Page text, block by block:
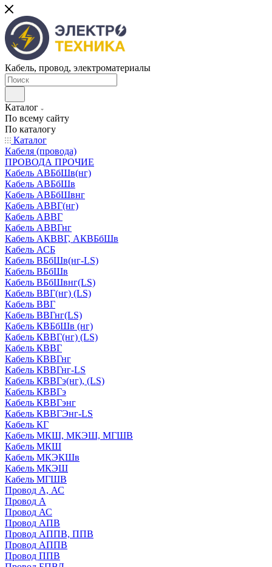
Кабель, провод, электроматериалы
Каталог
По всему сайту
По каталогу
Каталог
Кабеля (провода)
ПРОВОДА ПРОЧИЕ
Кабель АВБбШв(нг)
Кабель АВБбШв
Кабель АВБбШвнг
Кабель АВВГ(нг)
Кабель АВВГ
Кабель АВВГнг
Кабель АКВВГ, АКВБбШв
Кабель АСБ
Кабель ВБбШв(нг-LS)
Кабель ВБбШв
Кабель ВБбШвнг(LS)
Кабель ВВГ(нг) (LS)
Кабель ВВГ
Кабель ВВГнг(LS)
Кабель КВБбШв (нг)
Кабель КВВГ(нг) (LS)
Кабель КВВГ
Кабель КВВГнг
Кабель КВВГнг-LS
Кабель КВВГэ(нг), (LS)
Кабель КВВГэ
Кабель КВВГэнг
Кабель КВВГЭнг-LS
Кабель КГ
Кабель МКШ, МКЭШ, МГШВ
Кабель МКШ
Кабель МКЭКШв
Кабель МКЭШ
Кабель МГШВ
Провод А, АС
Провод А
Провод АС
Провод АПВ
Провод АППВ, ППВ
Провод АППВ
Провод ППВ